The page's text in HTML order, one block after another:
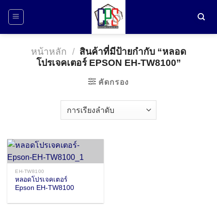
หน้าหลัก / สินค้าที่มีป้ายกำกับ “หลอด
โปรเจคเตอร์ EPSON EH-TW8100”
คัดกรอง
EH-TW8100
หลอดโปรเจคเตอร์
Epson EH-TW8100